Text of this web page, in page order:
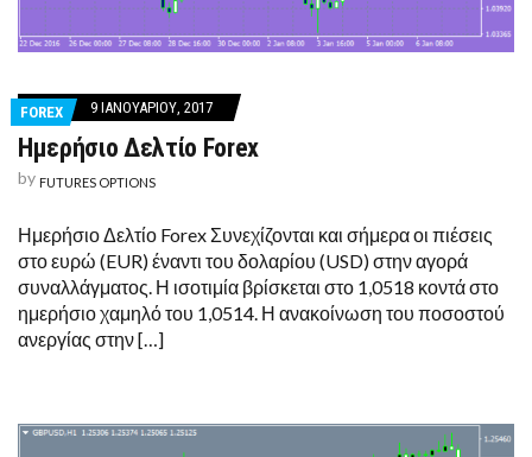
FOREX 9 ΙΑΝΟΥΑΡΊΟΥ, 2017
Ημερήσιο Δελτίο Forex
by FUTURES OPTIONS
Ημερήσιο Δελτίο Forex Συνεχίζονται και σήμερα οι πιέσεις
στο ευρώ (EUR) έναντι του δολαρίου (USD) στην αγορά
συναλλάγματος. Η ισοτιμία βρίσκεται στο 1,0518 κοντά στο
ημερήσιο χαμηλό του 1,0514. Η ανακοίνωση του ποσοστού
ανεργίας στην […]